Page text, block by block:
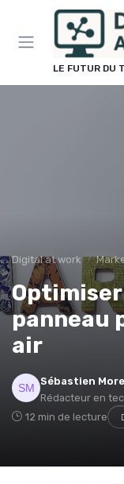
LE FUTUR DU
Digital at work
panneau
air
Sébastien
Rédacteur en
12 min de lecture
Panneau de